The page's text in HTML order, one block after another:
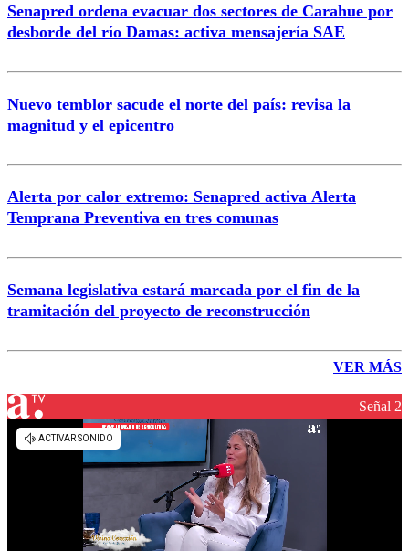
Senapred ordena evacuar dos sectores de Carahue por
desborde del río Damas: activa mensajería SAE
Nuevo temblor sacude el norte del país: revisa la
magnitud y el epicentro
Alerta por calor extremo: Senapred activa Alerta
Temprana Preventiva en tres comunas
Semana legislativa estará marcada por el fin de la
tramitación del proyecto de reconstrucción
VER MÁS
Señal 2